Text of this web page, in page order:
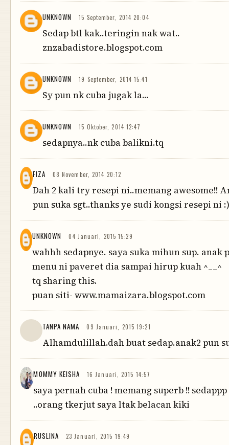
UNKNOWN 15 September, 2014 20:04
Sedap btl kak..teringin nak wat..
znzabadistore.blogspot.com
UNKNOWN 19 September, 2014 15:41
Sy pun nk cuba jugak la...
UNKNOWN 15 Oktober, 2014 12:47
sedapnya..nk cuba balikni.tq
FIZA 08 November, 2014 20:12
Dah 2 kali try resepi ni..memang awesome!!
pun suka sgt..thanks ye sudi kongsi resepi ni :)
UNKNOWN 04 Januari, 2015 15:29
wahhh sedapnye. saya suka mihun sup. anak
menu ni paveret dia sampai hirup kuah ^__^
tq sharing this.
puan siti- www.mamaizara.blogspot.com
TANPA NAMA 09 Januari, 2015 19:21
Alhamdulillah.dah buat sedap.anak2 pun
MOMMY KEISHA 16 Januari, 2015 14:57
saya pernah cuba ! memang superb !!
..orang tkerjut saya ltak belacan kiki
RUSLINA 23 Januari, 2015 19:49